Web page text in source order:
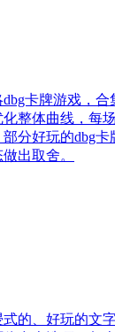
卡牌游戏，
整体曲线，每
分好玩的dbg
出取舍。
的、好玩的文